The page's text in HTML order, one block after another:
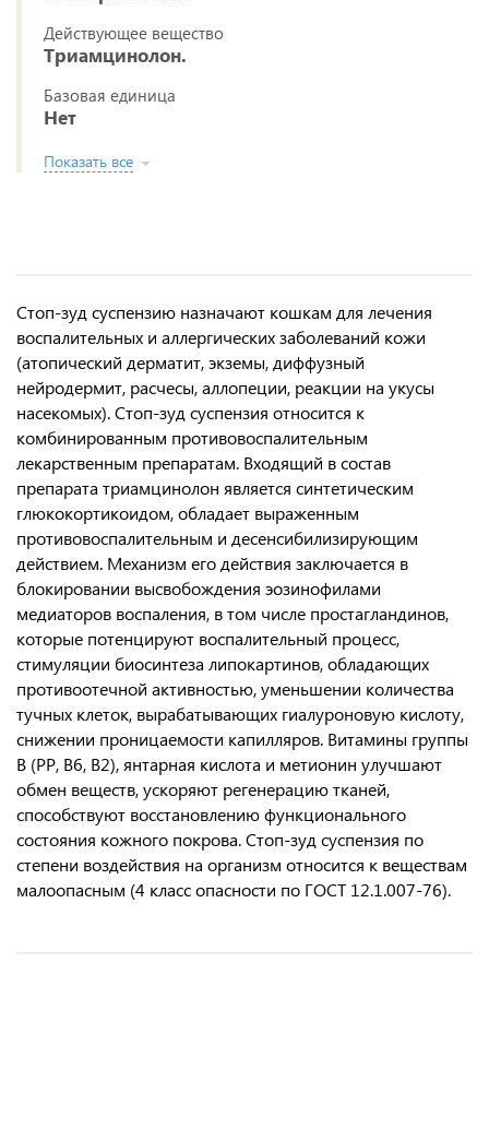
Действующее вещество
Триамцинолон.
Базовая единица
Нет
Показать все
Стоп-зуд суспензию назначают кошкам для лечения
воспалительных и аллергических заболеваний кожи
(атопический дерматит, экземы, диффузный
нейродермит, расчесы, аллопеции, реакции на укусы
насекомых). Стоп-зуд суспензия относится к
комбинированным противовоспалительным
лекарственным препаратам. Входящий в состав
препарата триамцинолон является синтетическим
глюкокортикоидом, обладает выраженным
противовоспалительным и десенсибилизирующим
действием. Механизм его действия заключается в
блокировании высвобождения эозинофилами
медиаторов воспаления, в том числе простагландинов,
которые потенцируют воспалительный процесс,
стимуляции биосинтеза липокартинов, обладающих
противоотечной активностью, уменьшении количества
тучных клеток, вырабатывающих гиалуроновую кислоту,
снижении проницаемости капилляров. Витамины группы
В (РР, В6, В2), янтарная кислота и метионин улучшают
обмен веществ, ускоряют регенерацию тканей,
способствуют восстановлению функционального
состояния кожного покрова. Стоп-зуд суспензия по
степени воздействия на организм относится к веществам
малоопасным (4 класс опасности по ГОСТ 12.1.007-76).